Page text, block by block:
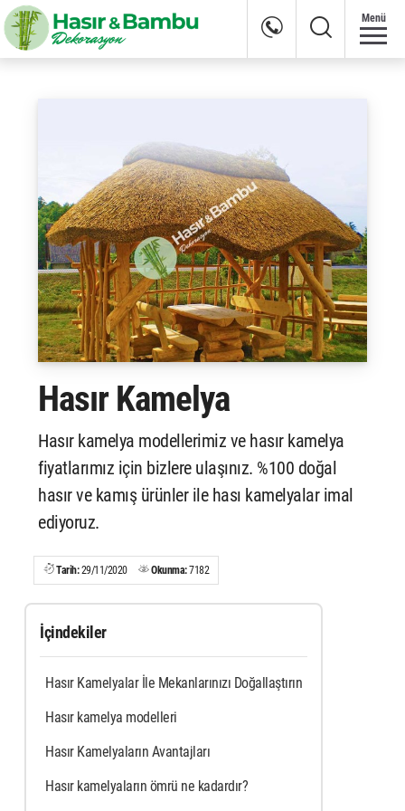
Menü
Hasır Kamelya
Hasır kamelya modellerimiz ve hasır kamelya
fiyatlarımız için bizlere ulaşınız. %100 doğal
hasır ve kamış ürünler ile hası kamelyalar imal
ediyoruz.
Tarih:29/11/2020 Okunma:7182
İçindekiler
Hasır Kamelyalar İle Mekanlarınızı Doğallaştırın
Hasır kamelya modelleri
Hasır Kamelyaların Avantajları
Hasır kamelyaların ömrü ne kadardır?